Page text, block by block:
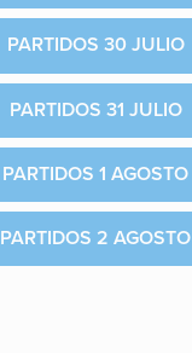
PARTIDOS 30 JULIO
PARTIDOS 31 JULIO
PARTIDOS 1 AGOSTO
PARTIDOS 2 AGOSTO